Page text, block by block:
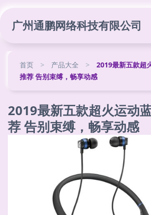
广州通鹏网络科技有限公司
首页 > 产品大全 >
2019最新五款超
推荐 告别束缚，畅享动感
2019最新五款超火运动
荐 告别束缚，畅享动感